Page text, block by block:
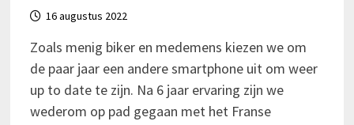
16 augustus 2022
Zoals menig biker en medemens kiezen we om
de paar jaar een andere smartphone uit om weer
up to date te zijn. Na 6 jaar ervaring zijn we
wederom op pad gegaan met het Franse